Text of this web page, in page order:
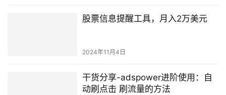
股票信息提醒工具，月入2万美元
2024年11月4日
干货分享-adspower进阶使用：自
动刷点击 刷流量的方法